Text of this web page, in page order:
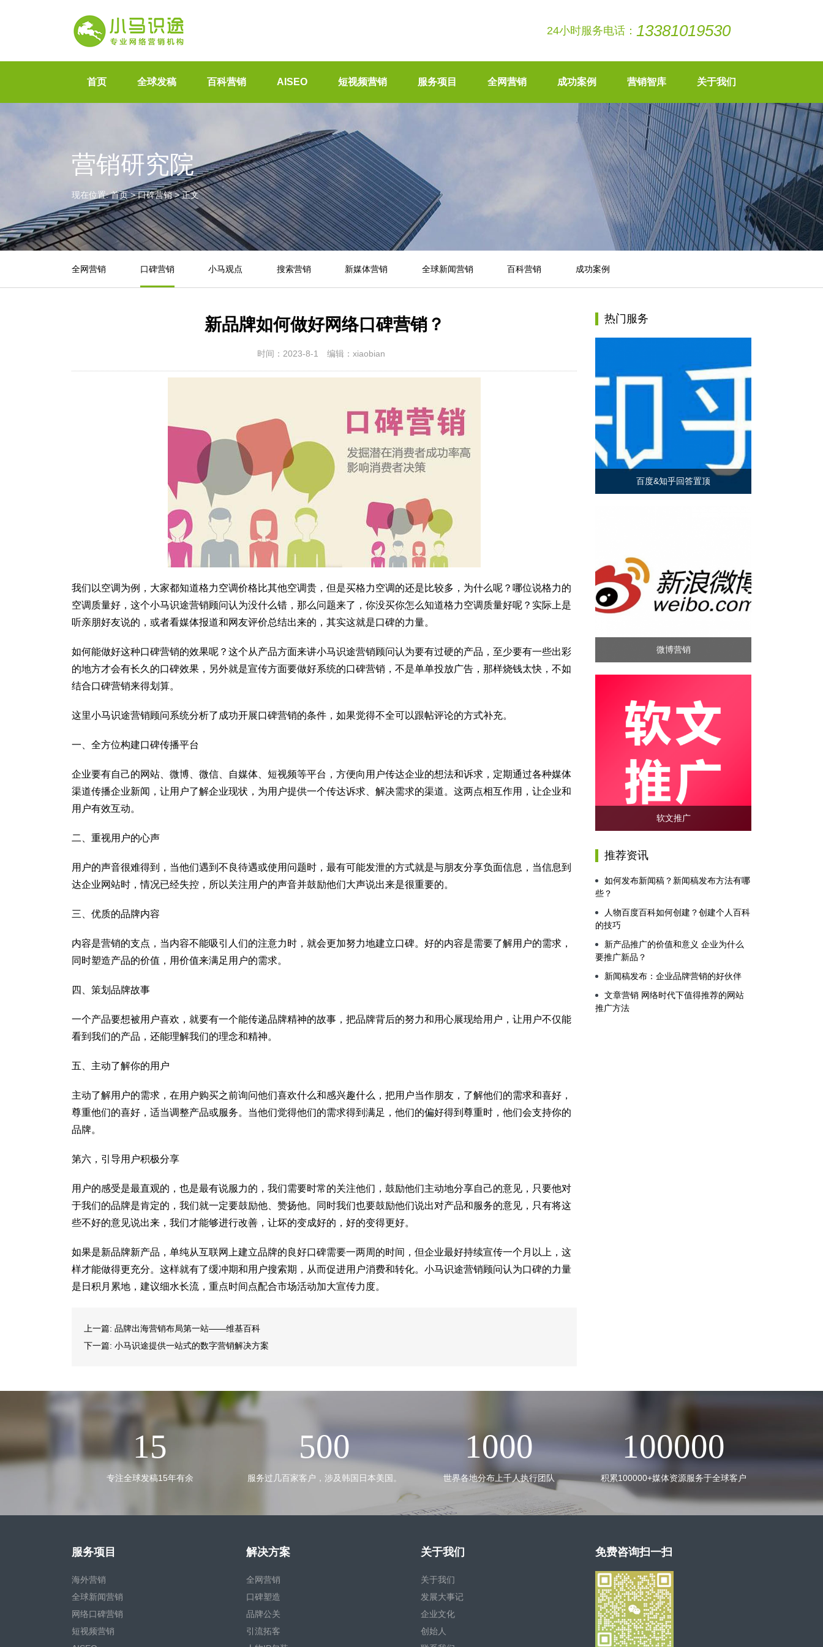
24小时服务电话： 13381019530
首页 全球发稿 百科营销 AISEO 短视频营销 服务项目 全网营销 成功案例 营销智库 关于我们
营销研究院
现在位置:首页>口碑营销>正文
全网营销 口碑营销 小马观点 搜索营销 新媒体营销 全球新闻营销 百科营销 成功案例
新品牌如何做好网络口碑营销？
时间：2023-8-1 编辑：xiaobian
我们以空调为例，大家都知道格力空调价格比其他空调贵，但是买格力空调的还是比较多，为什么呢？哪位说格力的
空调质量好，这个小马识途营销顾问认为没什么错，那么问题来了，你没买你怎么知道格力空调质量好呢？实际上是
听亲朋好友说的，或者看媒体报道和网友评价总结出来的，其实这就是口碑的力量。
如何能做好这种口碑营销的效果呢？这个从产品方面来讲小马识途营销顾问认为要有过硬的产品，至少要有一些出彩
的地方才会有长久的口碑效果，另外就是宣传方面要做好系统的口碑营销，不是单单投放广告，那样烧钱太快，不如
结合口碑营销来得划算。
这里小马识途营销顾问系统分析了成功开展口碑营销的条件，如果觉得不全可以跟帖评论的方式补充。
一、全方位构建口碑传播平台
企业要有自己的网站、微博、微信、自媒体、短视频等平台，方便向用户传达企业的想法和诉求，定期通过各种媒体
渠道传播企业新闻，让用户了解企业现状，为用户提供一个传达诉求、解决需求的渠道。这两点相互作用，让企业和
用户有效互动。
二、重视用户的心声
用户的声音很难得到，当他们遇到不良待遇或使用问题时，最有可能发泄的方式就是与朋友分享负面信息，当信息到
达企业网站时，情况已经失控，所以关注用户的声音并鼓励他们大声说出来是很重要的。
三、优质的品牌内容
内容是营销的支点，当内容不能吸引人们的注意力时，就会更加努力地建立口碑。好的内容是需要了解用户的需求，
同时塑造产品的价值，用价值来满足用户的需求。
四、策划品牌故事
一个产品要想被用户喜欢，就要有一个能传递品牌精神的故事，把品牌背后的努力和用心展现给用户，让用户不仅能
看到我们的产品，还能理解我们的理念和精神。
五、主动了解你的用户
主动了解用户的需求，在用户购买之前询问他们喜欢什么和感兴趣什么，把用户当作朋友，了解他们的需求和喜好，
尊重他们的喜好，适当调整产品或服务。当他们觉得他们的需求得到满足，他们的偏好得到尊重时，他们会支持你的
品牌。
第六，引导用户积极分享
用户的感受是最直观的，也是最有说服力的，我们需要时常的关注他们，鼓励他们主动地分享自己的意见，只要他对
于我们的品牌是肯定的，我们就一定要鼓励他、赞扬他。同时我们也要鼓励他们说出对产品和服务的意见，只有将这
些不好的意见说出来，我们才能够进行改善，让坏的变成好的，好的变得更好。
如果是新品牌新产品，单纯从互联网上建立品牌的良好口碑需要一两周的时间，但企业最好持续宣传一个月以上，这
样才能做得更充分。这样就有了缓冲期和用户搜索期，从而促进用户消费和转化。小马识途营销顾问认为口碑的力量
是日积月累地，建议细水长流，重点时间点配合市场活动加大宣传力度。
上一篇: 品牌出海营销布局第一站——维基百科
下一篇: 小马识途提供一站式的数字营销解决方案
热门服务
百度&知乎回答置顶
微博营销
软文推广
推荐资讯
如何发布新闻稿？新闻稿发布方法有哪
些？
人物百度百科如何创建？创建个人百科
的技巧
新产品推广的价值和意义 企业为什么
要推广新品？
新闻稿发布：企业品牌营销的好伙伴
文章营销 网络时代下值得推荐的网站
推广方法
15
专注全球发稿15年有余
500
服务过几百家客户，涉及韩国日本美国。
1000
世界各地分布上千人执行团队
100000
积累100000+媒体资源服务于全球客户
服务项目
海外营销
全球新闻营销
网络口碑营销
短视频营销
解决方案
全网营销
口碑塑造
品牌公关
引流拓客
关于我们
关于我们
发展大事记
企业文化
创始人
免费咨询扫一扫